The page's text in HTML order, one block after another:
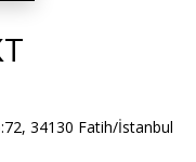
34130 Fatih/İstanbul